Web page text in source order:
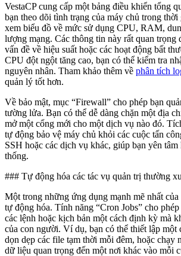
VestaCP cung cấp một bảng điều khiển tổng
bạn theo dõi tình trạng của máy chủ trong
xem biểu đồ về mức sử dụng CPU, RAM,
lượng mạng. Các thông tin này rất quan trọng
vấn đề về hiệu suất hoặc các hoạt động bất
CPU đột ngột tăng cao, bạn có thể kiểm tra
nguyên nhân. Tham khảo thêm về phân tích
quản lý tốt hơn.
Về bảo mật, mục “Firewall” cho phép bạn
tường lửa. Bạn có thể dễ dàng chặn một địa
mở một cổng mới cho một dịch vụ nào đó.
tự động bảo vệ máy chủ khỏi các cuộc tấn
SSH hoặc các dịch vụ khác, giúp bạn yên
thống.
### Tự động hóa các tác vụ quản trị thường
Một trong những ứng dụng mạnh mẽ nhất của
tự động hóa. Tính năng “Cron Jobs” cho
các lệnh hoặc kịch bản một cách định kỳ mà
của con người. Ví dụ, bạn có thể thiết lập một
dọn dẹp các file tạm thời mỗi đêm, hoặc chạy
dữ liệu quan trọng đến một nơi khác vào mỗi